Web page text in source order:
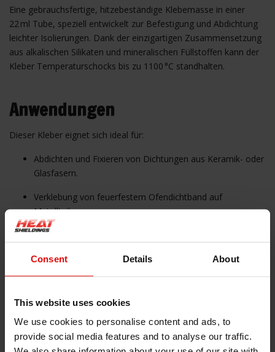
Consent Details About
This website uses cookies
We use cookies to personalise content and ads, to
provide social media features and to analyse our traffic.
Eine gebrauchsfertige, hitzebeständige Klebe­masse in einer
22 ml Tube, speziell entwickelt zur Befestigung und Abdichtung
leichter Isolierungen. Dank der einzigartigen Zusammensetzung
aus alkalischen Silikaten und mineralischen Füllstoffen kann der
Kleber Temperaturschocks bis zu 1100 °C standhalten.
Anwendungen
Dieser Kleber eignet sich ideal für:
Abdichten und Fixieren von Dichtungen aus Keramik- oder
Glasfasern.
Verklebung von feuerfestem Ofendichtband auf
Metallteilen.
Verbinden von Glasfaserplatten, Sleeves und
Hinweis:Nur für Isolationsmaterialien geeignet
oder reinen Metallteilen. Bei Unsicherheiten
kontaktieren Sie uns bitte.